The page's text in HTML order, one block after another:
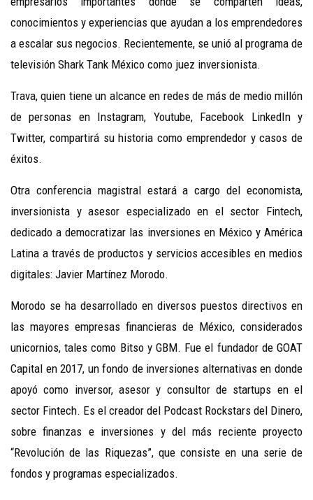
conocimientos y experiencias que ayudan a los emprendedores
a escalar sus negocios. Recientemente, se unió al programa de
televisión Shark Tank México como juez inversionista.
Trava, quien tiene un alcance en redes de más de medio millón
de personas en Instagram, Youtube, Facebook LinkedIn y
Twitter, compartirá su historia como emprendedor y casos de
éxitos.
Otra conferencia magistral estará a cargo del economista,
inversionista y asesor especializado en el sector Fintech,
dedicado a democratizar las inversiones en México y América
Latina a través de productos y servicios accesibles en medios
digitales: Javier Martínez Morodo.
Morodo se ha desarrollado en diversos puestos directivos en
las mayores empresas financieras de México, considerados
unicornios, tales como Bitso y GBM. Fue el fundador de GOAT
Capital en 2017, un fondo de inversiones alternativas en donde
apoyó como inversor, asesor y consultor de startups en el
sector Fintech. Es el creador del Podcast Rockstars del Dinero,
sobre finanzas e inversiones y del más reciente proyecto
“Revolución de las Riquezas”, que consiste en una serie de
fondos y programas especializados.